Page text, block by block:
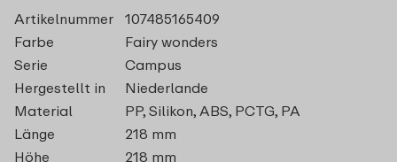
Artikelnummer
107485165409
Farbe
Fairy wonders
Serie
Campus
Hergestellt in
Niederlande
Material
PP, Silikon, ABS, PCTG, PA
Länge
218 mm
Höhe
218 mm